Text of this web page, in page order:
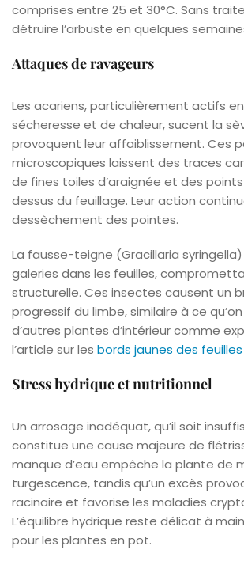
comprises entre 25 et 30°C. Sans
détruire l’arbuste en quelques
Attaques de ravageurs
Les acariens, particulièrement actifs
sécheresse et de chaleur, sucent la
provoquent leur affaiblissement. Ces
microscopiques laissent des traces
de fines toiles d’araignée et des
dessus du feuillage. Leur action
dessèchement des pointes.
La fausse-teigne (Gracillaria
galeries dans les feuilles,
structurelle. Ces insectes causent un
progressif du limbe, similaire à ce
d’autres plantes d’intérieur comme
l’article sur les bords jaunes des
Stress hydrique et nutritionnel
Un arrosage inadéquat, qu’il soit
constitue une cause majeure de
manque d’eau empêche la plante de
turgescence, tandis qu’un excès
racinaire et favorise les maladies
L’équilibre hydrique reste délicat à
pour les plantes en pot.